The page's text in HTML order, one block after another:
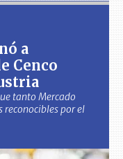
a
Cenco
tanto Mercado
reconocibles por el